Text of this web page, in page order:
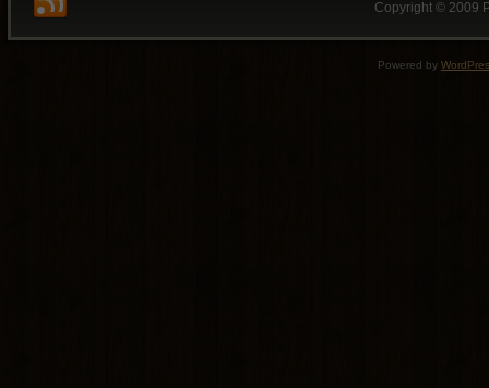
Copyright © 2009
Powered by